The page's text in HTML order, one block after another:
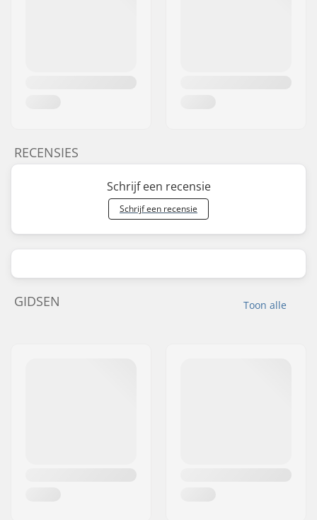
RECENSIES
Schrijf een recensie
Schrijf een recensie
Toon alle
GIDSEN